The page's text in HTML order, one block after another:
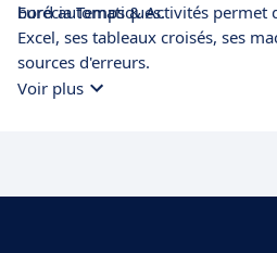
bord automatiques.
Eurécia Temps & Activités
Excel, ses tableaux croisés, ses
sources d'erreurs.
Voir plus